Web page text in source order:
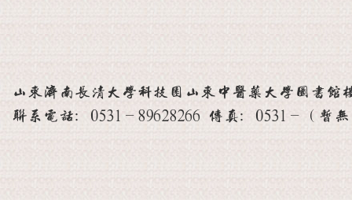
山东济南长清大学科技园山东中医药大学图书馆
联系电话：0531-89628266 传真：0531-（暂无